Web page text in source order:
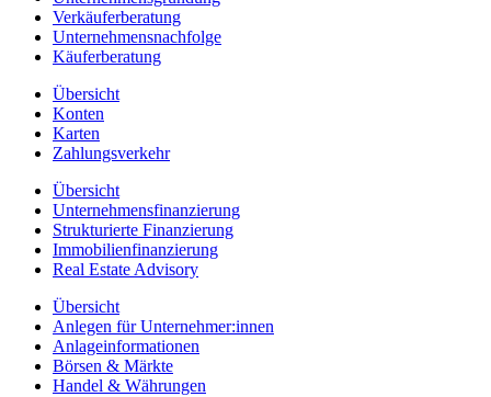
Verkäuferberatung
Unternehmensnachfolge
Käuferberatung
Übersicht
Konten
Karten
Zahlungsverkehr
Übersicht
Unternehmensfinanzierung
Strukturierte Finanzierung
Immobilienfinanzierung
Real Estate Advisory
Übersicht
Anlegen für Unternehmer:innen
Anlageinformationen
Börsen & Märkte
Handel & Währungen